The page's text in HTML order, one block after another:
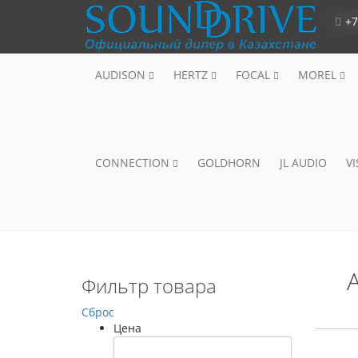
AUDISON HERTZ FOCAL MOREL
CONNECTION GOLDHORN JL AUDIO
Фильтр товара
Сброс
Цена